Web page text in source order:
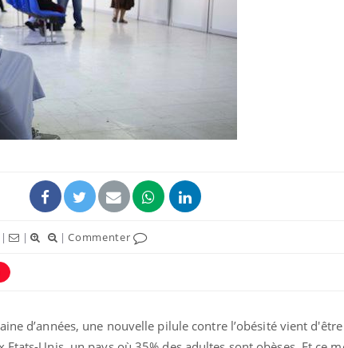
| | |Commenter
d’années, une nouvelle pilule contre l’obésité vient
enceintes
La sieste empêche-t-elle